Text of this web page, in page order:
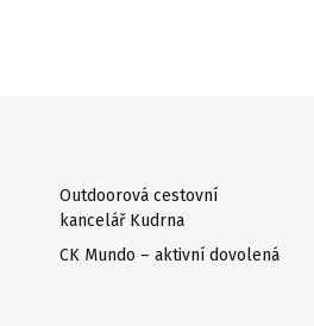
Outdoorová cestovní
kancelář Kudrna
CK Mundo – aktivní dovolená